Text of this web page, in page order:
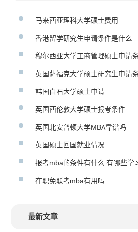
马来西亚理科大学硕士费用
香港留学研究生申请条件是什么
穆尔西亚大学工商管理硕士申请
英国萨福克大学硕士研究生申请
韩国白石大学硕士申请
英国西伦敦大学硕士报考条件
英国北安普顿大学MBA靠谱吗
英国硕士回国就业情况
报考mba的条件有什么 有哪些学
在职免联考mba有用吗
最新文章